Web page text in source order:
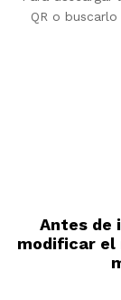
QR o buscarlo
Antes de
modificar el